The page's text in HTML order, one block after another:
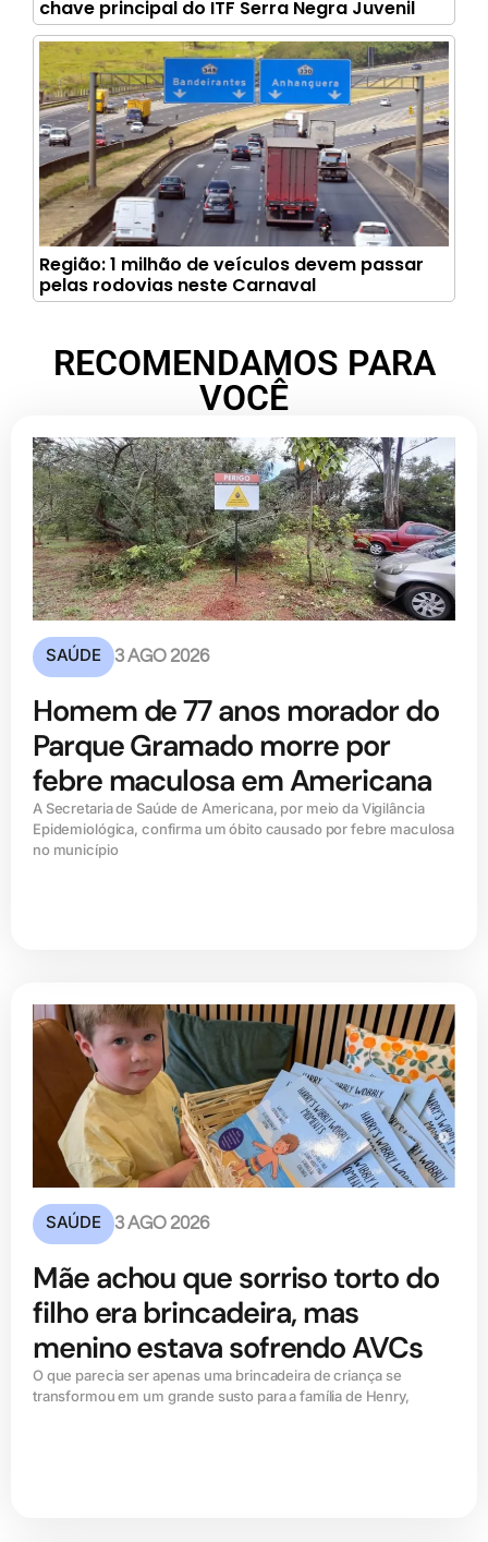
chave principal do ITF Serra Negra Juvenil
Região: 1 milhão de veículos devem passar
pelas rodovias neste Carnaval
RECOMENDAMOS PARA
VOCÊ
SAÚDE 3 AGO 2026
Homem de 77 anos morador do
Parque Gramado morre por
febre maculosa em Americana
A Secretaria de Saúde de Americana, por meio da Vigilância
Epidemiológica, confirma um óbito causado por febre maculosa
no município
SAÚDE 3 AGO 2026
Mãe achou que sorriso torto do
filho era brincadeira, mas
menino estava sofrendo AVCs
O que parecia ser apenas uma brincadeira de criança se
transformou em um grande susto para a família de Henry,